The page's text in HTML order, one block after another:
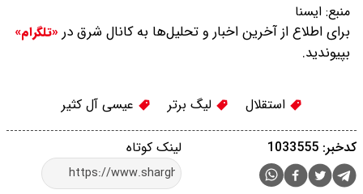
منبع: ایسنا
برای اطلاع از آخرین اخبار و تحلیل‌ها به کانال شرق در «تلگرام»
بپیوندید.
استقلال لیگ برتر عیسی‌ آل کثیر
لینک کوتاه کدخبر: 1033555